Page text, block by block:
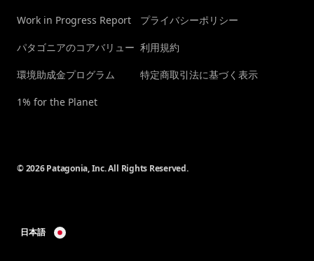
Work in Progress Report
パタゴニアのコアバリュー
環境助成金プログラム
1% for the Planet
プライバシーポリシー
利用規約
特定商取引法に基づく表示
© 2026 Patagonia, Inc. All Rights Reserved.
日本語